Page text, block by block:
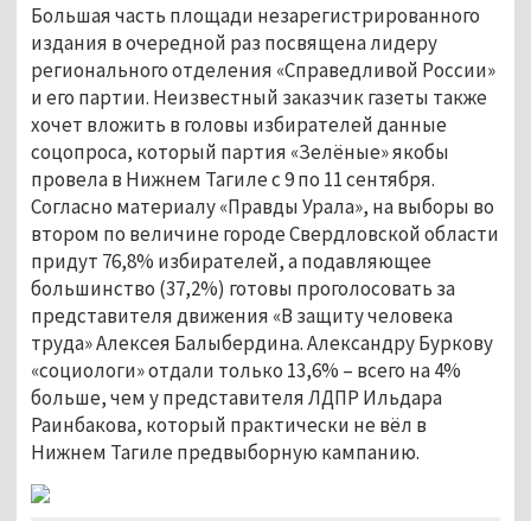
Большая часть площади незарегистрированного
издания в очередной раз посвящена лидеру
регионального отделения «Справедливой России»
и его партии. Неизвестный заказчик газеты также
хочет вложить в головы избирателей данные
соцопроса, который партия «Зелёные» якобы
провела в Нижнем Тагиле с 9 по 11 сентября.
Согласно материалу «Правды Урала», на выборы во
втором по величине городе Свердловской области
придут 76,8% избирателей, а подавляющее
большинство (37,2%) готовы проголосовать за
представителя движения «В защиту человека
труда» Алексея Балыбердина. Александру Буркову
«социологи» отдали только 13,6% – всего на 4%
больше, чем у представителя ЛДПР Ильдара
Раинбакова, который практически не вёл в
Нижнем Тагиле предвыборную кампанию.